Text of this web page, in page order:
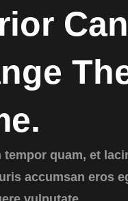
Can
tempor quam, et
accumsan eros